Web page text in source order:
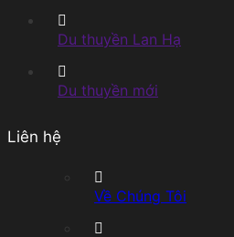
Du thuyền Lan Hạ
Du thuyền mới
Liên hệ
Về Chúng Tôi